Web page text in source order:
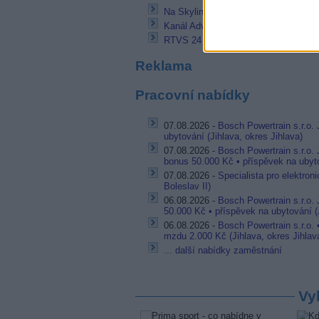
Na Skylinku by mohly skončit +1
Kanál Adventure TV ukončil vysílání
RTVS 24 HD přešel na volné vysílání
Reklama
Pracovní nabídky
07.08.2026 - Bosch Powertrain s.r.o.
ubytování (Jihlava, okres Jihlava)
07.08.2026 - Bosch Powertrain s.r.o.
bonus 50.000 Kč • příspěvek na
07.08.2026 - Specialista pro
Boleslav II)
06.08.2026 - Bosch Powertrain s.r.o.
50.000 Kč • příspěvek na ubytování
06.08.2026 - Bosch Powertrain s.r.o.
mzdu 2.000 Kč (Jihlava, okres
... další nabídky zaměstnání